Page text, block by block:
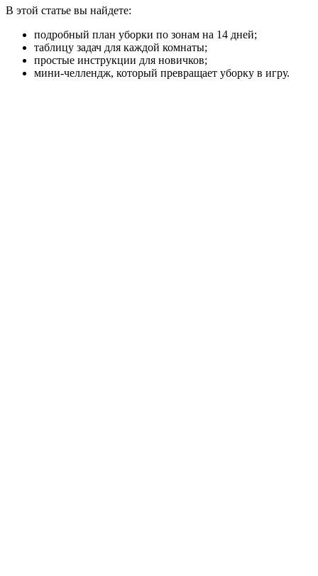
В этой статье вы найдете:
подробный план уборки по зонам на 14 дней;
таблицу задач для каждой комнаты;
простые инструкции для новичков;
мини-челлендж, который превращает уборку в игру.